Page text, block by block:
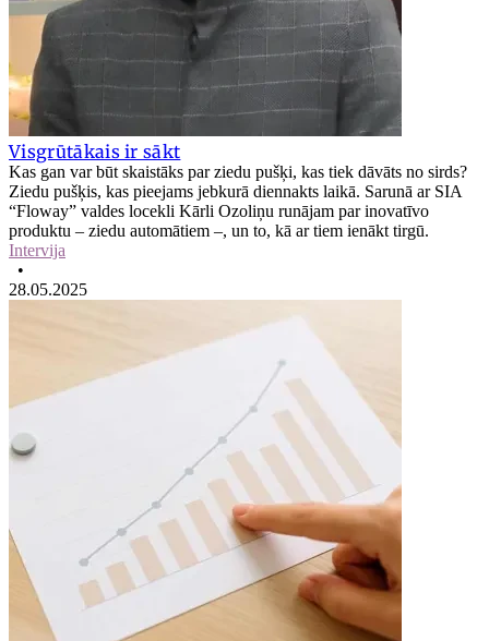
Visgrūtākais ir sākt
Kas gan var būt skaistāks par ziedu pušķi, kas tiek dāvāts no sirds?
Ziedu pušķis, kas pieejams jebkurā diennakts laikā. Sarunā ar SIA
“Floway” valdes locekli Kārli Ozoliņu runājam par inovatīvo
produktu – ziedu automātiem –, un to, kā ar tiem ienākt tirgū.
Intervija
•
28.05.2025